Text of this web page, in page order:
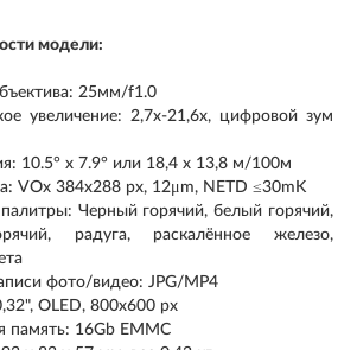
модели:
25мм/f1.0
увеличение: 2,7х-21,6х, цифровой зум
10.5° х 7.9° или 18,4 х 13,8 м/100м
VOx 384х288 рх, 12μm, NETD ≤30mK
Черный горячий, белый горячий,
радуга, раскалённое железо,
фото/видео: JPG/MP4
OLED, 800х600 px
память: 16Gb EMMC